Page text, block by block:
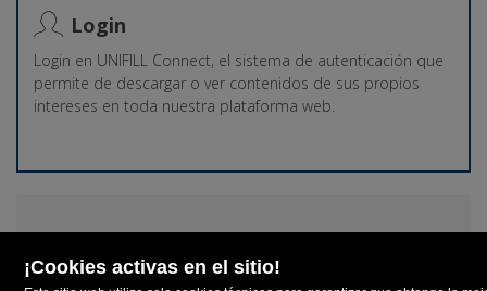
Login
Login en UNIFILL Connect, el sistema de autenticación que
permite de descargar o ver contenidos de sus propios
intereses en toda nuestra plataforma web.
Contactos
UNIFILL Headquarters - Phone: +39 059 909928 -